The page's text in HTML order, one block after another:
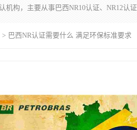
> 巴西NR认证需要什么 满足环保标准要求